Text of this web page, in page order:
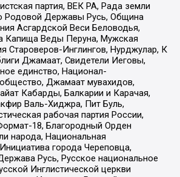
партия, ВЕК РА, Рада земли
Родовой Державы Русь, Община
Асгардской Веси Беловодья,
Капища Веды Перуна, Мужская
Староверов-Инглингов, Нурджулар, К
Джамаат, Свидетели Иеговы,
единство, Национал-
Джамаат мувахидов,
Кабарды, Балкарии и Карачая,
Валь-Хиджра, Пит Буль,
рабочая партия России,
18, Благородный Орден
народа, Национальная
города Череповца,
Русь, Русское национальное
Инглистической церкви